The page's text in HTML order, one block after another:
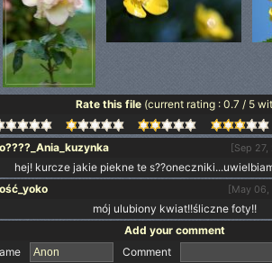
Rate this file (current rating : 0.7 / 5
[Sep
hej! kurcze jakie piekne te
[May
mój ulubiony kwiat!!śliczne foty!!
Add your comment
Comment